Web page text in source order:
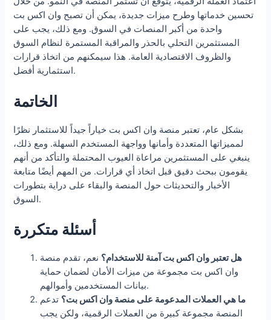
تحسين خدماتها وطرح ميزات جديدة، يمكن أن تصبح وان اكس بت
واحدة من أكبر المنصات في السوق. ومع ذلك، يجب على
المستثمرين التحلي بالحذر والمراقبة المستمرة لنظام السوق
والظروف الاقتصادية العامة. هذا سيمكنهم من اتخاذ قرارات
استثمارية أفضل.
الخاتمة
بشكل عام، تعتبر منصة وان اكس بت خياراً جيداً للاستثمار نظرًا
لمميزاتها المتعددة وأمانها وواجهة المستخدم السهلة. ومع ذلك،
ينبغي على المستثمرين مراعاة العيوب المحتملة والتأكد من أنهم
يقومون ببحث دقيق قبل اتخاذ أي قرارات. من المهم أيضًا متابعة
الأخبار والتحديثات حول المنصة والبقاء على دراية بتطورات
السوق.
أسئلة متكررة
هل تعتبر وان اكس بت آمنة للاستخدام؟ نعم، تقدم منصة
وان اكس بت مجموعة من ميزات الأمان لضمان حماية
بيانات المستخدمين وأموالهم.
ما هي العملات المدعومة على منصة وان اكس بت؟ تدعم
المنصة مجموعة كبيرة من العملات الرقمية، ولكن يجب